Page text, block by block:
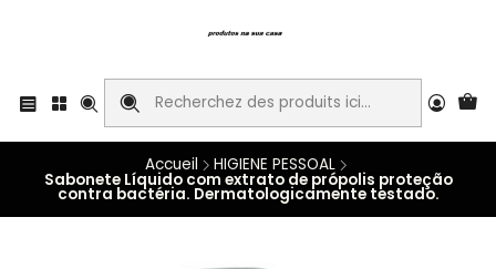
Accueil HIGIENE PESSOAL
Sabonete Líquido com extrato de própolis proteção
contra bactéria. Dermatologicamente testado.